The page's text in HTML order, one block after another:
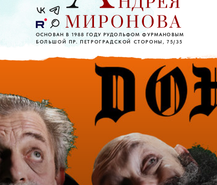
ОСНОВАН В 1988 ГОДУ РУДОЛЬФОМ ФУРМАНОВЫМ
БОЛЬШОЙ ПР. ПЕТРОГРАДСКОЙ СТОРОНЫ, 75/35